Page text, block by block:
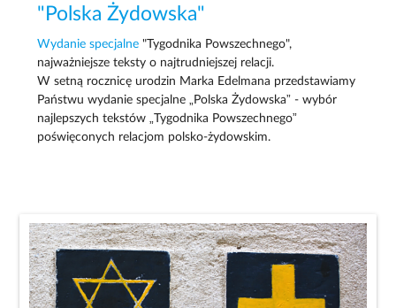
"Polska Żydowska"
Wydanie specjalne "Tygodnika Powszechnego",
najważniejsze teksty o najtrudniejszej relacji.
W setną rocznicę urodzin Marka Edelmana przedstawiamy
Państwu wydanie specjalne „Polska Żydowska” - wybór
najlepszych tekstów „Tygodnika Powszechnego”
poświęconych relacjom polsko-żydowskim.